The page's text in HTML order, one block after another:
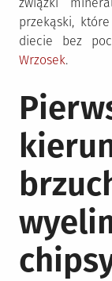
przekąski,
diecie bez
Wrzosek.